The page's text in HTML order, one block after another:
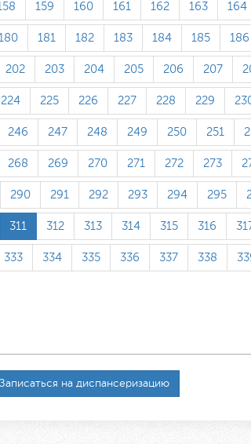
159 160 161 162 163 164
181 182 183 184 185 186
202 203 204 205 206 207
224 225 226 227 228 229
246 247 248 249 250 251
268 269 270 271 272 273
290 291 292 293 294 295
311 312 313 314 315 316
333 334 335 336 337 338
Записаться на диспансеризацию